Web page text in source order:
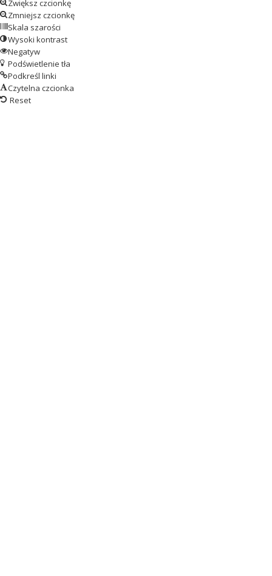
Zwiększ czcionkę
Zmniejsz czcionkę
Skala szarości
Wysoki kontrast
Negatyw
Podświetlenie tła
Podkreśl linki
Czytelna czcionka
Reset